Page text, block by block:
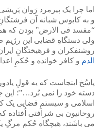
اما چرا یک پیرمرد رَوان
و به کابوس شبانه آن فرشتگانِ
“مفسد فی الارض” بودن که
ولی دستگاهِ قضایی این رژیم
روشنفکران و فرهیختگانِ
الدم و کافر خوانده و حُکمِ
پاسُخ اینجاست که یه قولِ
دسته خود را نمی بُرد…”؛ این
اسلامی و سیستمِ قضایی
روحانیون بی شرافتی اُفتاده
می باشَند، هیچگاه حُکم مرگِ